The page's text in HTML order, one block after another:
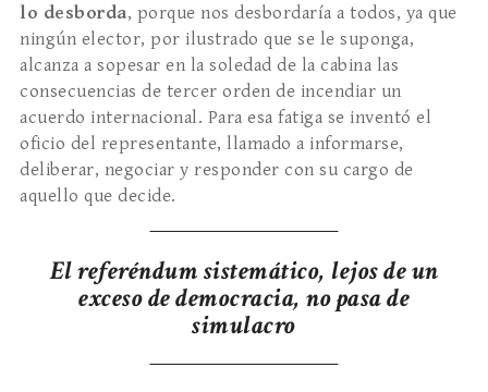
lo desborda, porque nos desbordaría a todos, ya que
ningún elector, por ilustrado que se le suponga,
alcanza a sopesar en la soledad de la cabina las
consecuencias de tercer orden de incendiar un
acuerdo internacional. Para esa fatiga se inventó el
oficio del representante, llamado a informarse,
deliberar, negociar y responder con su cargo de
aquello que decide.
El referéndum sistemático, lejos de un
exceso de democracia, no pasa de
simulacro